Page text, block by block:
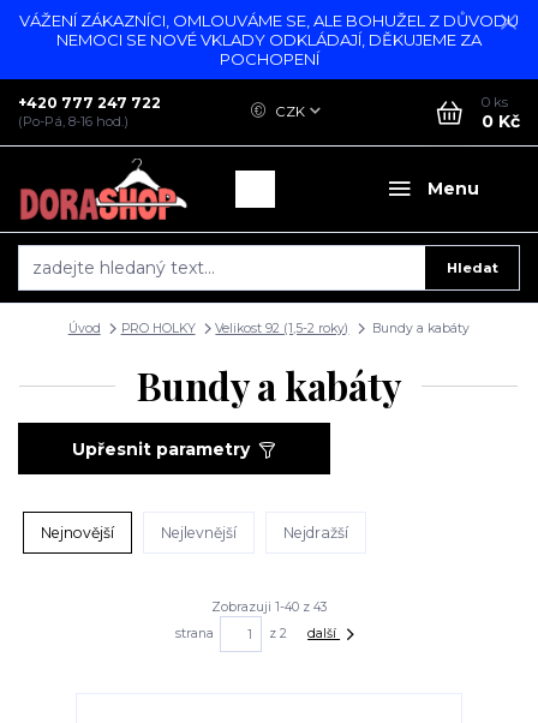
VÁŽENÍ ZÁKAZNÍCI, OMLOUVÁME SE, ALE BOHUŽEL Z DŮVODU
NEMOCI SE NOVÉ VKLADY ODKLÁDAJÍ, DĚKUJEME ZA
POCHOPENÍ
Menu
CZK
Hledat
+420 777 247 722
(Po-Pá, 8-16 hod.)
0 ks
0 Kč
Úvod PRO HOLKY Velikost 92 (1,5-2 roky) Bundy a kabáty
Bundy a kabáty
Upřesnit parametry
Nejnovější Nejlevnější Nejdražší
Zobrazuji 1-40 z 43
strana
z 2 další